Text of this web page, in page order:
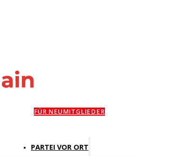
FÜR NEUMITGLIEDER
PARTEI VOR ORT